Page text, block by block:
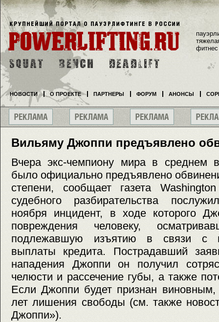
Вильяму Джоппи предъявлено
Вчера экс-чемпиону мира в среднем
было официально предъявлено
степени, сообщает газета
судебного разбирательства
ноября инцидент, в ходе которого
повреждения человеку,
подлежавшую изъятию в связи с
выплаты кредита. Пострадавший
нападения Джоппи он получил
челюсти и рассечение губы, а также
Если Джоппи будет признан виновным,
лет лишения свободы (см. также
Джоппи»).
фитнес
НОВОСТИ О ПРОЕКТЕ ПАРТНЕРЫ ФОРУМ АНОНСЫ